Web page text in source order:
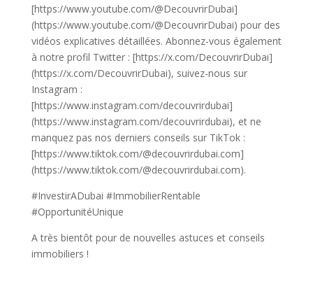
[https://www.youtube.com/@DecouvrirDubai]
(https://www.youtube.com/@DecouvrirDubai) pour des
vidéos explicatives détaillées. Abonnez-vous également
à notre profil Twitter : [https://x.com/DecouvrirDubai]
(https://x.com/DecouvrirDubai), suivez-nous sur
Instagram :
[https://www.instagram.com/decouvrirdubai]
(https://www.instagram.com/decouvrirdubai), et ne
manquez pas nos derniers conseils sur TikTok :
[https://www.tiktok.com/@decouvrirdubai.com]
(https://www.tiktok.com/@decouvrirdubai.com).
#InvestirADubai #ImmobilierRentable
#OpportunitéUnique
A très bientôt pour de nouvelles astuces et conseils
immobiliers !